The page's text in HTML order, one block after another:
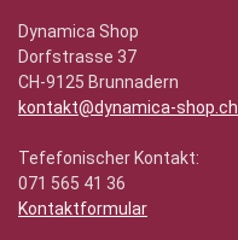
Dynamica Shop
Dorfstrasse 37
CH-9125 Brunnadern
kontakt@dynamica-shop.ch
Tefefonischer Kontakt:
071 565 41 36
Kontaktformular